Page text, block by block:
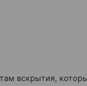
вскрытия,